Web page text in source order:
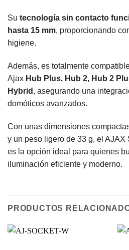
Su tecnología sin contacto
hasta 15 mm, proporcionando
higiene.
Además, es totalmente
Ajax Hub Plus, Hub 2, Hub 2
Hybrid , asegurando una
domóticos avanzados.
Con unas dimensiones
y un peso ligero de 33 g, el
es la opción ideal para quienes
iluminación eficiente y moderno.
PRODUCTOS